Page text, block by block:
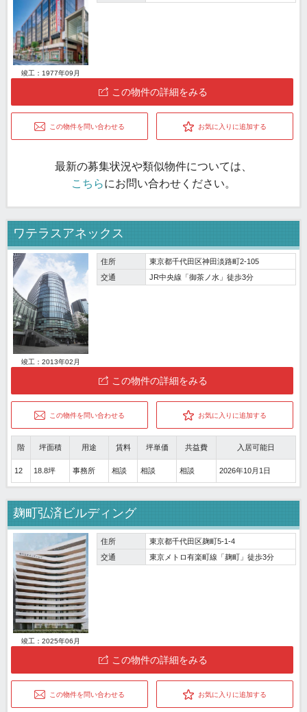
竣工：1977年09月
この物件の詳細をみる
この物件を問い合わせる お気に入りに追加する
最新の募集状況や類似物件については、
こちらにお問い合わせください。
ワテラスアネックス
竣工：2013年02月
住所
東京都千代田区神田淡路町2-105
交通
JR中央線「御茶ノ水」徒歩3分
この物件の詳細をみる
この物件を問い合わせる お気に入りに追加する
階 坪面積 用途 賃料 坪単価 共益費 入居可能日
12 18.8坪 事務所 相談 相談 相談 2026年10月1日
麹町弘済ビルディング
竣工：2025年06月
住所
東京都千代田区麹町5-1-4
交通
東京メトロ有楽町線「麹町」徒歩3分
この物件の詳細をみる
この物件を問い合わせる お気に入りに追加する